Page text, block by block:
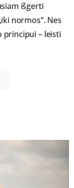
išgerti
normos“. Nes
– leisti